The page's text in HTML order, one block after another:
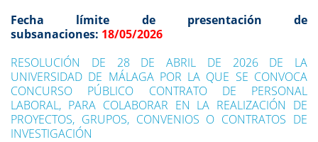
Fecha límite de presentación de
subsanaciones: 18/05/2026
RESOLUCIÓN DE 28 DE ABRIL DE 2026 DE LA
UNIVERSIDAD DE MÁLAGA POR LA QUE SE CONVOCA
CONCURSO PÚBLICO CONTRATO DE PERSONAL
LABORAL, PARA COLABORAR EN LA REALIZACIÓN DE
PROYECTOS, GRUPOS, CONVENIOS O CONTRATOS DE
INVESTIGACIÓN